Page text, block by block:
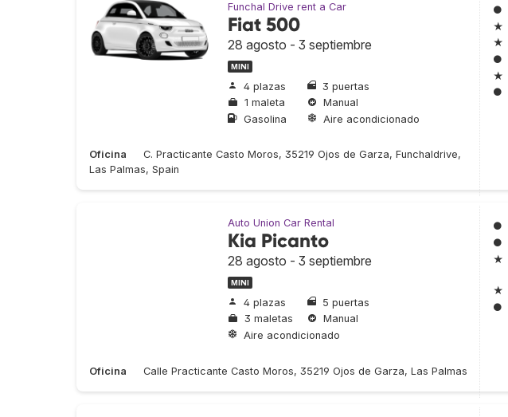
Funchal Drive rent a Car
Fiat 500
28 agosto - 3 septiembre
MINI
4 plazas
3 puertas
1 maleta
Manual
Gasolina
Aire acondicionado
Oficina
C. Practicante Casto Moros, 35219 Ojos de Garza, Funchaldrive,
Las Palmas, Spain
●
★
★
●
★
●
Auto Union Car Rental
Kia Picanto
28 agosto - 3 septiembre
MINI
4 plazas
5 puertas
3 maletas
Manual
Aire acondicionado
Oficina Calle Practicante Casto Moros, 35219 Ojos de Garza, Las Palmas
●
●
★
★
●